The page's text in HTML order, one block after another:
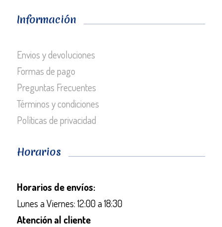
Información
Envios y devoluciones
Formas de pago
Preguntas Frecuentes
Términos y condiciones
Políticas de privacidad
Horarios
Horarios de envíos:
Lunes a Viernes: 12:00 a 18:30
Atención al cliente